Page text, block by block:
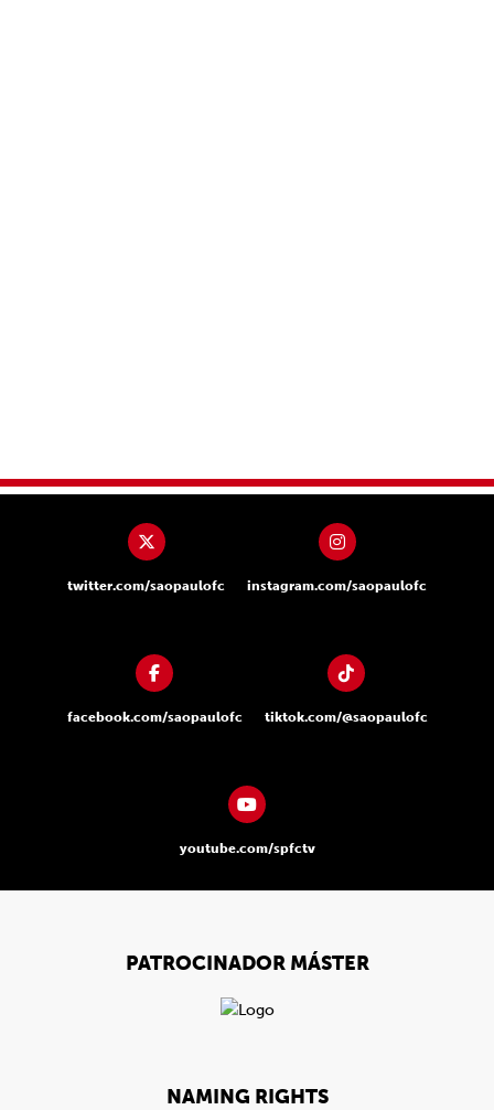
twitter.com/saopaulofc instagram.com/saopaulofc
facebook.com/saopaulofc tiktok.com/@saopaulofc
youtube.com/spfctv
PATROCINADOR MÁSTER
NAMING RIGHTS